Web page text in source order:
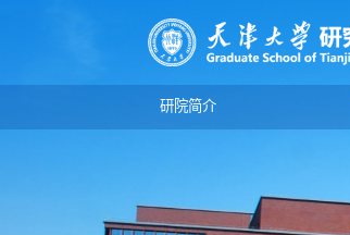
研院简介